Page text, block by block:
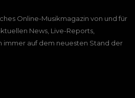
Online-Musikmagazin von und für
News, Live-Reports,
immer auf dem neuesten Stand der